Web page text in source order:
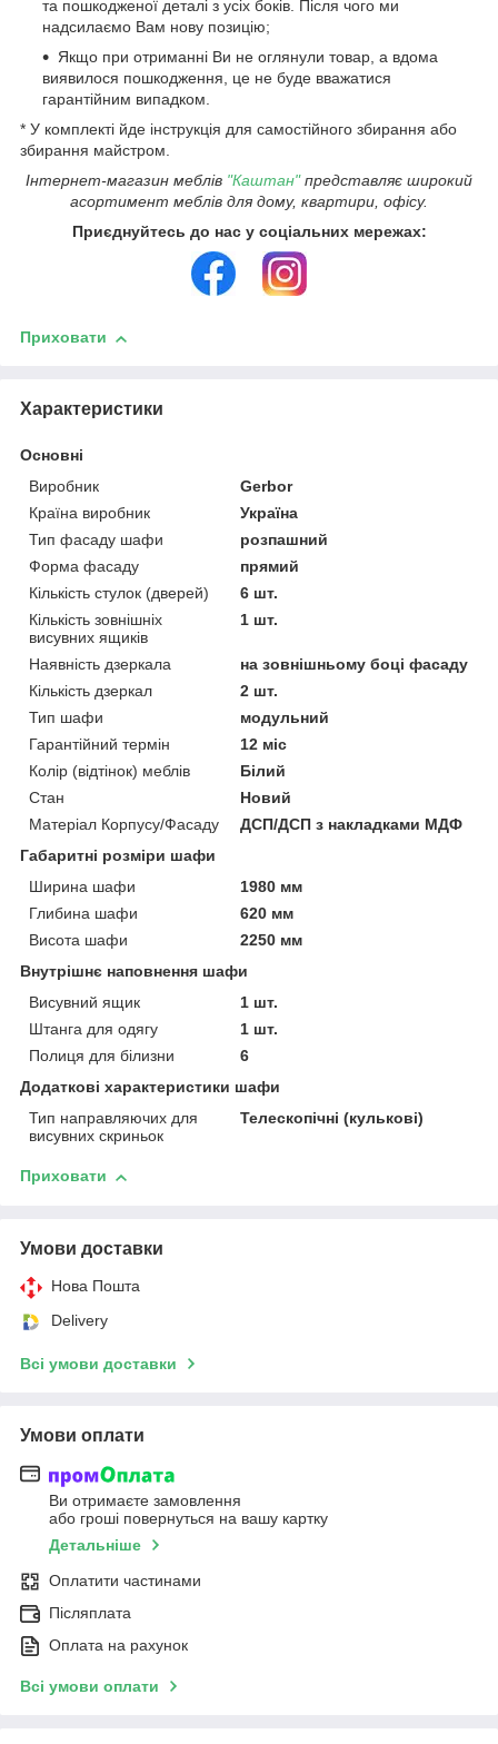
та пошкодженої деталі з усіх боків. Після чого ми
надсилаємо Вам нову позицію;
Якщо при отриманні Ви не оглянули товар, а вдома
виявилося пошкодження, це не буде вважатися
гарантійним випадком.
* У комплекті йде інструкція для самостійного збирання або
збирання майстром.
Інтернет-магазин меблів "Каштан"представляє широкий
асортимент меблів для дому, квартири, офісу.
Приєднуйтесь до нас у соціальних мережах:
Приховати
Характеристики
Основні
Виробник
Gerbor
Країна виробник
Україна
Тип фасаду шафи
розпашний
Форма фасаду
прямий
Кількість стулок (дверей)
6 шт.
Кількість зовнішніх
висувних ящиків
1 шт.
Наявність дзеркала
на зовнішньому боці фасаду
Кількість дзеркал
2 шт.
Тип шафи
модульний
Гарантійний термін
12 міс
Колір (відтінок) меблів
Білий
Стан
Новий
Матеріал Корпусу/Фасаду
ДСП/ДСП з накладками МДФ
Габаритні розміри шафи
Ширина шафи
1980 мм
Глибина шафи
620 мм
Висота шафи
2250 мм
Внутрішнє наповнення шафи
Висувний ящик
1 шт.
Штанга для одягу
1 шт.
Полиця для білизни
6
Додаткові характеристики шафи
Тип направляючих для
висувних скриньок
Телескопічні (кулькові)
Приховати
Умови доставки
Нова Пошта
Delivery
Всі умови доставки
Умови оплати
Ви отримаєте замовлення
або гроші повернуться на вашу картку
Детальніше
Оплатити частинами
Післяплата
Оплата на рахунок
Всі умови оплати